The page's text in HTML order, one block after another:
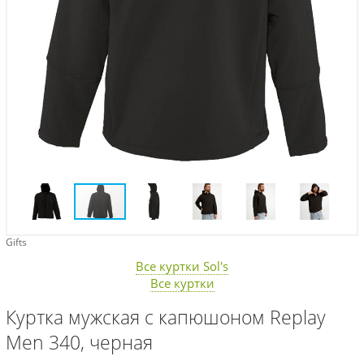
Gifts
Все куртки Sol's
Все куртки
Куртка мужская с капюшоном Replay
Men 340, черная